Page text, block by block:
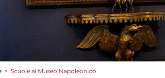
> Scuole al Museo Napoleonico